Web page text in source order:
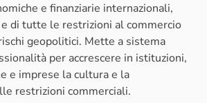
e finanziarie internazionali,
di tutte le restrizioni al commercio
geopolitici. Mette a sistema
per accrescere in istituzioni,
e imprese la cultura e la
restrizioni commerciali.